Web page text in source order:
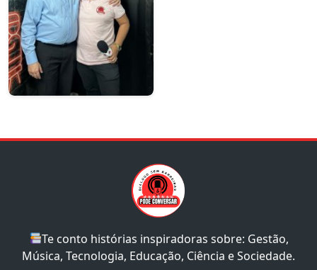
Te conto histórias inspiradoras sobre: Gestão,
Música, Tecnologia, Educação, Ciência e Sociedade.